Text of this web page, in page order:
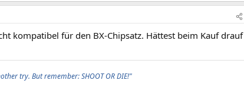
kompatibel für den BX-Chipsatz. Hättest beim Kauf drauf
try. But remember: SHOOT OR DIE!"